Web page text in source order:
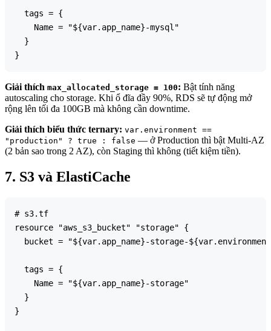
  tags = {
    Name = "${var.app_name}-mysql"
  }
Giải thích max_allocated_storage = 100: Bật tính năng
autoscaling cho storage. Khi ổ đĩa đầy 90%, RDS sẽ tự động mở
rộng lên tối đa 100GB mà không cần downtime.
Giải thích biểu thức ternary: var.environment ==
"production" ? true : false — ở Production thì bật Multi-AZ
(2 bản sao trong 2 AZ), còn Staging thì không (tiết kiệm tiền).
7. S3 và ElastiCache
# s3.tf
resource "aws_s3_bucket" "storage" {
bucket = "${var.app_name}-storage-
  tags = {
    Name = "${var.app_name}-storage"
  }
}